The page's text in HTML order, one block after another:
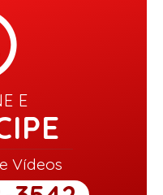
E
Vídeos